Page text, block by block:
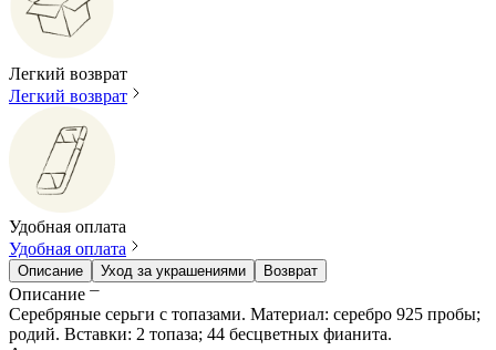
Легкий возврат
Легкий возврат
Удобная оплата
Удобная оплата
Описание Уход за украшениями Возврат
Описание
Серебряные серьги с топазами. Материал: серебро 925 пробы;
родий. Вставки: 2 топаза; 44 бесцветных фианита.